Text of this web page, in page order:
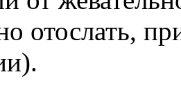
отослать,